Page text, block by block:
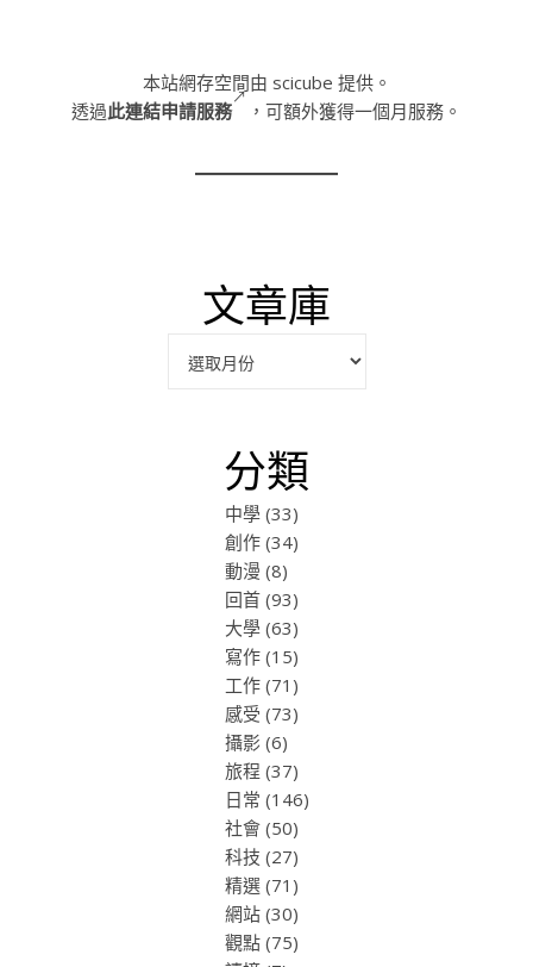
本站網存空間由 scicube 提供。
透過此連結申請服務 ，可額外獲得一個月服務。
文章庫
分類
中學(33)
創作(34)
動漫 (8)
回首(93)
大學(63)
寫作(15)
工作(71)
感受 (73)
攝影 (6)
旅程 (37)
日常 (146)
社會(50)
科技 (27)
精選(71)
網站(30)
觀點(75)